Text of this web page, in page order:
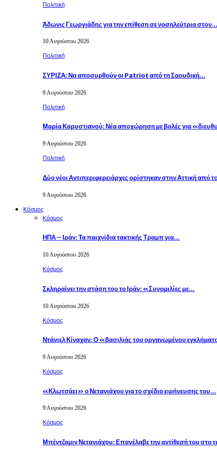
Πολιτική
Άδωνις Γεωργιάδης για την επίθεση σε νοσηλεύτρια στον…
10 Αυγούστου 2026
Πολιτική
ΣΥΡΙΖΑ: Να αποσυρθούν οι Patriot από τη Σαουδική…
9 Αυγούστου 2026
Πολιτική
Μαρία Καρυστιανού: Νέα αποχώρηση με βολές για
9 Αυγούστου 2026
Πολιτική
Δύο νέοι Αντιπεριφερειάρχες ορίστηκαν στην Αττική από
9 Αυγούστου 2026
Κόσμος
Κόσμος
ΗΠΑ – Ιράν: Τα παιχνίδια τακτικής Τραμπ για…
10 Αυγούστου 2026
Κόσμος
Σκληραίνει την στάση του το Ιράν: «Συνομιλίες με…
10 Αυγούστου 2026
Κόσμος
Ντάνιελ Κίναχαν: Ο «βασιλιάς του οργανωμένου
9 Αυγούστου 2026
Κόσμος
«Κλωτσάει» ο Νετανιάχου για το σχέδιο ειρήνευσης του…
9 Αυγούστου 2026
Κόσμος
Μπέντζαμιν Νετανιάχου: Επανέλαβε την αντίθεσή του στο